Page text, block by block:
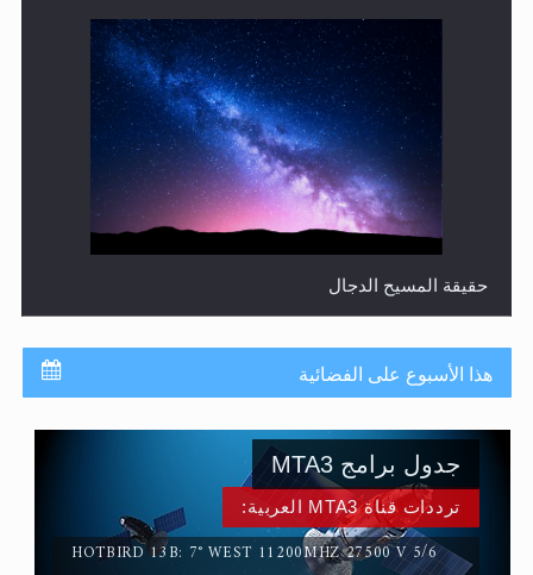
حقيقة المسيح الدجال
هذا الأسبوع على الفضائية
ترددات قناة MTA3 العربية:
HOTBIRD 13B: 7° WEST 11200MHZ 27500 V 5/6
جدول برامج MTA3